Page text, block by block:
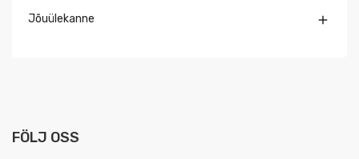
Jõuülekanne 
FÖLJ OSS